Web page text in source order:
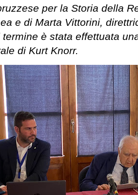
per la Storia della
e di Marta Vittorini,
termine è stata effettuata
di Kurt Knorr.